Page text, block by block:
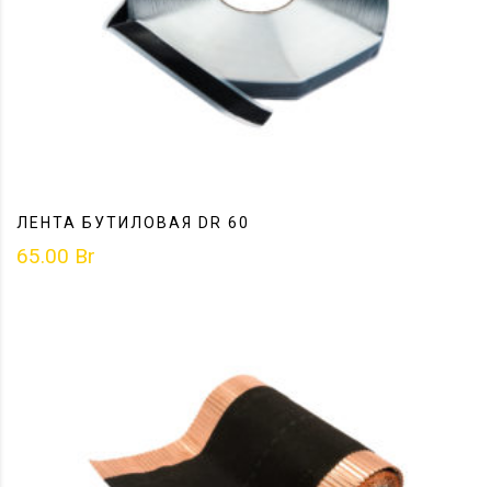
ЛЕНТА БУТИЛОВАЯ DR 60
65.00 Br